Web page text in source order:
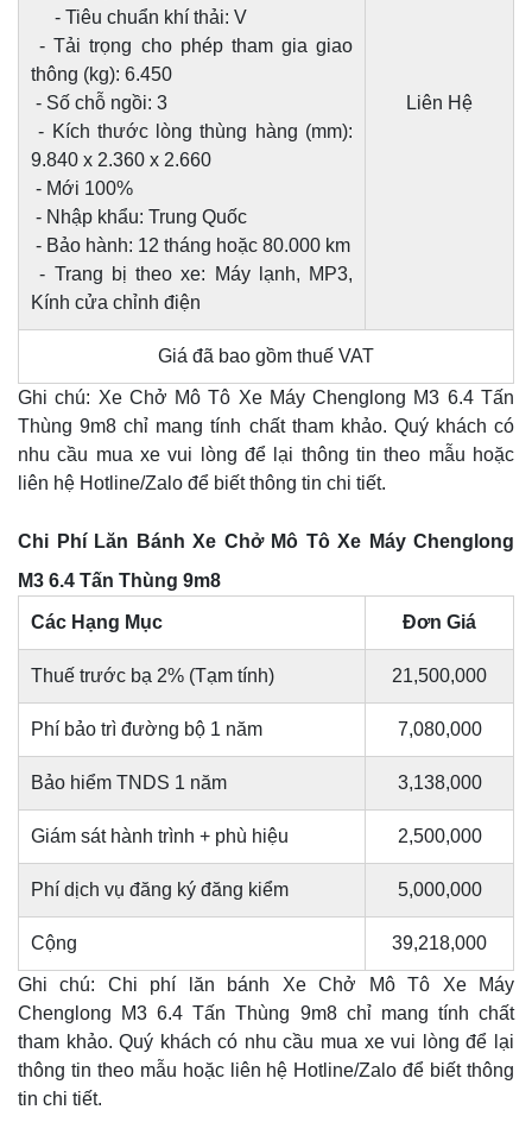
- Tiêu chuẩn khí thải: V
- Tải trọng cho phép tham gia giao
thông (kg): 6.450
- Số chỗ ngồi: 3
- Kích thước lòng thùng hàng (mm):
9.840 x 2.360 x 2.660
- Mới 100%
- Nhập khẩu: Trung Quốc
- Bảo hành: 12 tháng hoặc 80.000 km
- Trang bị theo xe: Máy lạnh, MP3,
Kính cửa chỉnh điện
Liên Hệ
Giá đã bao gồm thuế VAT
Ghi chú: Xe Chở Mô Tô Xe Máy Chenglong M3 6.4 Tấn
Thùng 9m8 chỉ mang tính chất tham khảo. Quý khách có
nhu cầu mua xe vui lòng để lại thông tin theo mẫu hoặc
liên hệ Hotline/Zalo để biết thông tin chi tiết.
Chi Phí Lăn Bánh Xe Chở Mô Tô Xe Máy Chenglong
M3 6.4 Tấn Thùng 9m8
Các Hạng Mục Đơn Giá
Thuế trước bạ 2% (Tạm tính) 21,500,000
Phí bảo trì đường bộ 1 năm 7,080,000
Bảo hiểm TNDS 1 năm 3,138,000
Giám sát hành trình + phù hiệu 2,500,000
Phí dịch vụ đăng ký đăng kiểm 5,000,000
Cộng 39,218,000
Ghi chú: Chi phí lăn bánh Xe Chở Mô Tô Xe Máy
Chenglong M3 6.4 Tấn Thùng 9m8 chỉ mang tính chất
tham khảo. Quý khách có nhu cầu mua xe vui lòng để lại
thông tin theo mẫu hoặc liên hệ Hotline/Zalo để biết thông
tin chi tiết.